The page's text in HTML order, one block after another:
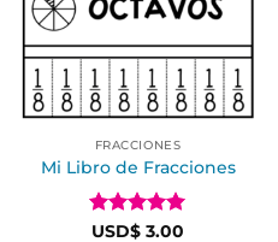
FRACCIONES
Mi Libro de Fracciones
Valorado en
USD$ 3.00